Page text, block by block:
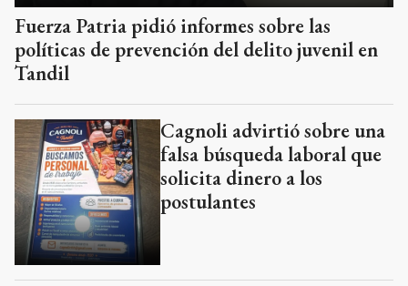
Fuerza Patria pidió informes sobre las
políticas de prevención del delito juvenil en
Tandil
Cagnoli advirtió sobre una
falsa búsqueda laboral que
solicita dinero a los
postulantes